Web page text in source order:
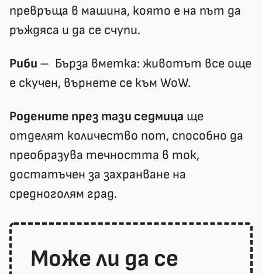
превръща в машина, която е на път да
ръждяса и да се счупи.
Риби – Бърза вметка: животът все още
е скучен, върнете се към WoW.
Родените през тази седмица ще
отделят количество пот, способно да
преобразува течността в ток,
достатъчен за захранване на
средноголям град.
Може ли да се